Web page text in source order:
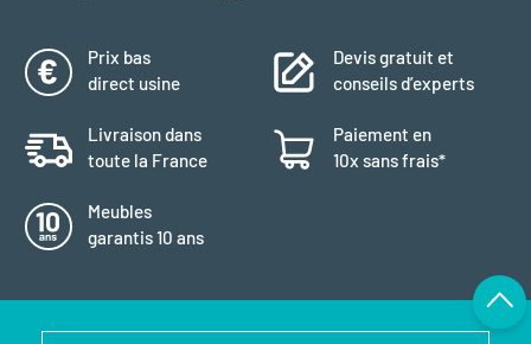
Prix bas
direct usine
Devis gratuit et
conseils d’experts
Livraison dans
toute la France
Paiement en
10x sans frais*
Meubles
garantis 10 ans